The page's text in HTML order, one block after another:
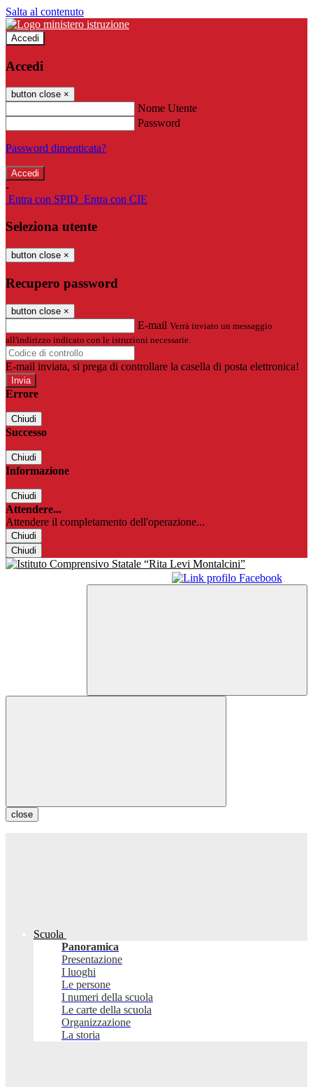
Salta al contenuto
Accedi
Accedi
button close ×
Nome Utente
Password
Password dimenticata?
-
Entra con SPID Entra con CIE
Seleziona utente
button close ×
Recupero password
button close ×
E-mail Verrà inviato un messaggio
all'indirizzo indicato con le istruzioni necessarie.
E-mail inviata, si prega di controllare la casella di posta elettronica!
Errore
Chiudi
Successo
Chiudi
Informazione
Chiudi
Attendere...
Attendere il completamento dell'operazione...
Chiudi
Chiudi
close
Scuola
Panoramica
Presentazione
I luoghi
Le persone
I numeri della scuola
Le carte della scuola
Organizzazione
La storia